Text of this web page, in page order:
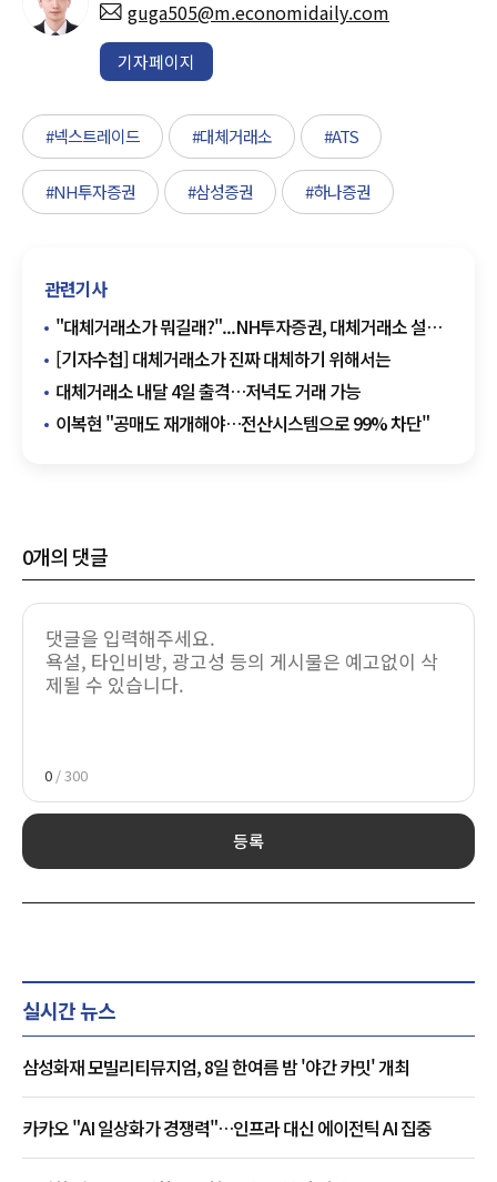
guga505@m.economidaily.com
기자페이지
#넥스트레이드 #대체거래소 #ATS
#NH투자증권 #삼성증권 #하나증권
관련기사
"대체거래소가 뭐길래?"...NH투자증권, 대체거래소 설명
영상 배포
[기자수첩] 대체거래소가 진짜 대체하기 위해서는
대체거래소 내달 4일 출격…저녁도 거래 가능
이복현 "공매도 재개해야…전산시스템으로 99% 차단"
0개의 댓글
0 / 300
등록
실시간 뉴스
삼성화재 모빌리티뮤지엄, 8일 한여름 밤 '야간 카밋' 개최
카카오 "AI 일상화가 경쟁력"…인프라 대신 에이전틱 AI 집중